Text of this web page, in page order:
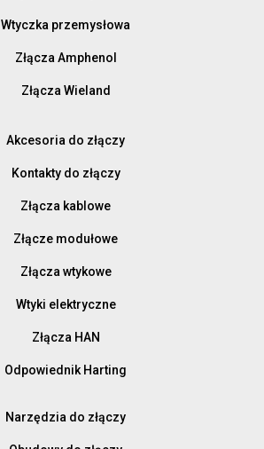
Wtyczka przemysłowa
Złącza Amphenol
Złącza Wieland
Akcesoria do złączy
Kontakty do złączy
Złącza kablowe
Złącze modułowe
Złącza wtykowe
Wtyki elektryczne
Złącza HAN
Odpowiednik Harting
Narzędzia do złączy